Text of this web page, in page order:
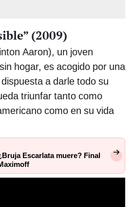
(2009)
Aaron), un joven
hogar, es acogido por una
a darle todo su
triunfar tanto como
como en su vida
Escarlata muere? Final